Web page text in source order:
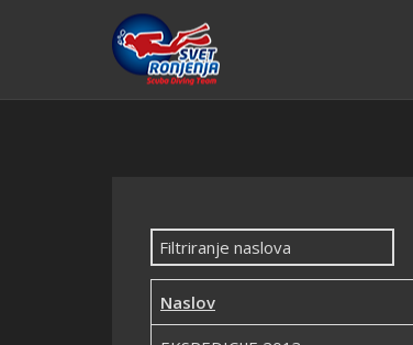
Filtriranje naslova
Naslov